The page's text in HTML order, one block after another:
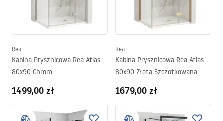
Rea
Kabina Prysznicowa Rea Atlas
80x90 Chrom
1499,00 zł
Rea
Kabina Prysznicowa Rea Atlas
80x90 Złota Szczotkowana
1679,00 zł